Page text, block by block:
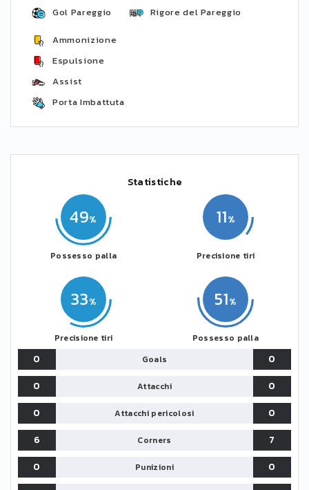
Gol Pareggio
Rigore del Pareggio
Ammonizione
Espulsione
Assist
Porta Imbattuta
Statistiche
49
Possesso palla
33
Precisione tiri
51
Possesso palla
11
Precisione tiri
0 Goals
0
0
Attacchi
0
0
Attacchi pericolosi
0
6
Corners
7
0
Punizioni
0